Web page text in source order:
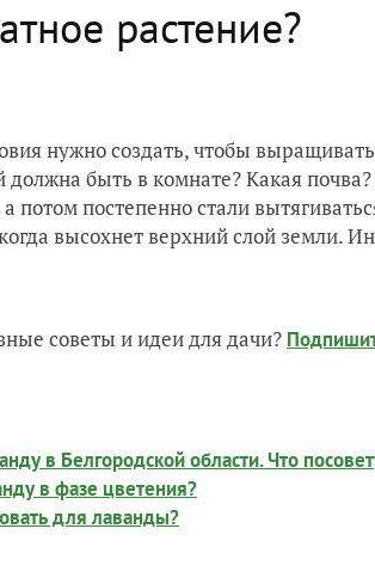
растение?
нужно создать, чтобы
быть в комнате? Какая
потом постепенно стали
высохнет верхний слой земли.
советы и идеи для дачи?
в Белгородской области. Что
в фазе цветения?
для лаванды?